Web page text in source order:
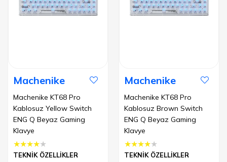
Machenike
Machenike KT68 Pro
Kablosuz Yellow Switch
ENG Q Beyaz Gaming
Klavye
★★★★★
TEKNİK ÖZELLİKLER
Machenike
Machenike KT68 Pro
Kablosuz Brown Switch
ENG Q Beyaz Gaming
Klavye
★★★★★
TEKNİK ÖZELLİKLER